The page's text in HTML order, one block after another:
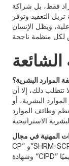
فقط، بل شراكة
التعقيد وتوفر
ويظل الإنسان
الشائعة
البشرية؟
تتطلب ذلك، إلا أن
البشرية، أو
وظائف الموارد
CP” و”SHRM-SCP” من جمعية إدارة الموارد البشرية (SHRM)